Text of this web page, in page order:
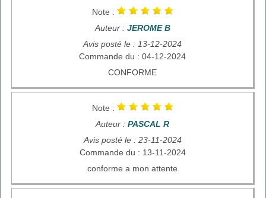
Note :
Auteur : JEROME B
Avis posté le : 13-12-2024
Commande du : 04-12-2024
CONFORME
Note :
Auteur : PASCAL R
Avis posté le : 23-11-2024
Commande du : 13-11-2024
conforme a mon attente